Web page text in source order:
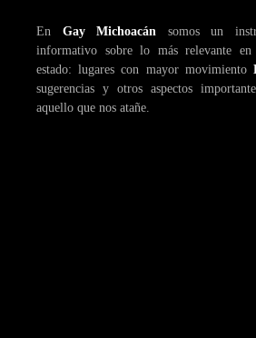
En Gay Michoacán somos un
informativo sobre lo más relevante en
estado: lugares con mayor movimiento
sugerencias y otros aspectos
aquello que nos atañe.